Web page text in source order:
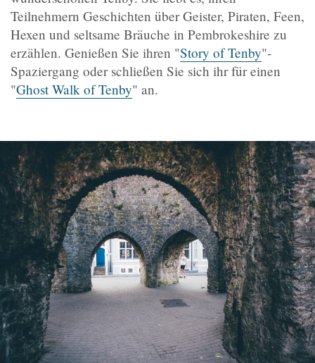
Teilnehmern Geschichten über Geister, Piraten, Feen,
Hexen und seltsame Bräuche in Pembrokeshire zu
erzählen. Genießen Sie ihren "Story of Tenby"-
Spaziergang oder schließen Sie sich ihr für einen
"Ghost Walk of Tenby" an.